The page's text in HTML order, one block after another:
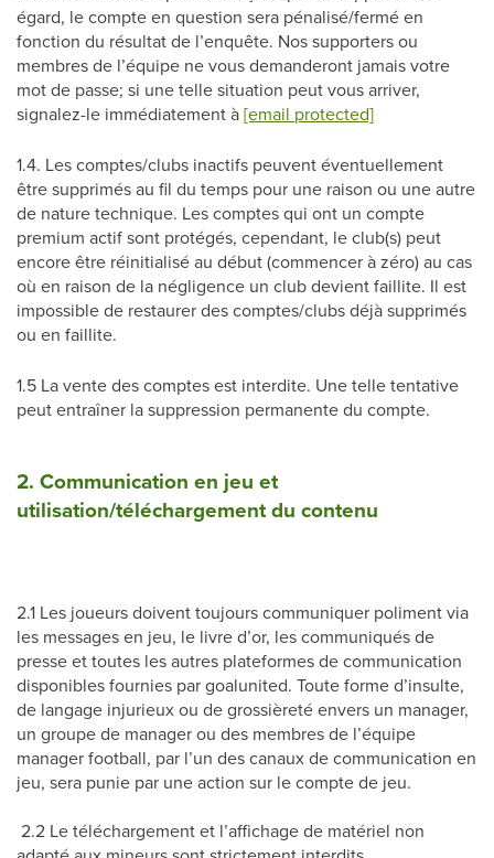
égard, le compte en question sera pénalisé/fermé en
fonction du résultat de l’enquête. Nos supporters ou
membres de l’équipe ne vous demanderont jamais votre
mot de passe; si une telle situation peut vous arriver,
signalez-le immédiatement à[email protected]
1.4. Les comptes/clubs inactifs peuvent éventuellement
être supprimés au fil du temps pour une raison ou une autre
de nature technique. Les comptes qui ont un compte
premium actif sont protégés, cependant, le club(s) peut
encore être réinitialisé au début (commencer à zéro) au cas
où en raison de la négligence un club devient faillite. Il est
impossible de restaurer des comptes/clubs déjà supprimés
ou en faillite.
1.5 La vente des comptes est interdite. Une telle tentative
peut entraîner la suppression permanente du compte.
2. Communication en jeu et
utilisation/téléchargement du contenu
2.1 Les joueurs doivent toujours communiquer poliment via
les messages en jeu, le livre d’or, les communiqués de
presse et toutes les autres plateformes de communication
disponibles fournies par goalunited. Toute forme d’insulte,
de langage injurieux ou de grossièreté envers un manager,
un groupe de manager ou des membres de l’équipe
manager football, par l’un des canaux de communication en
jeu, sera punie par une action sur le compte de jeu.
2.2 Le téléchargement et l’affichage de matériel non